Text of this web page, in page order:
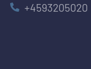
+4593205020